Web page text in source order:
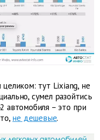
тут Liхiang, не
сумел разойтись
автомобиля – это при
не дешевые.